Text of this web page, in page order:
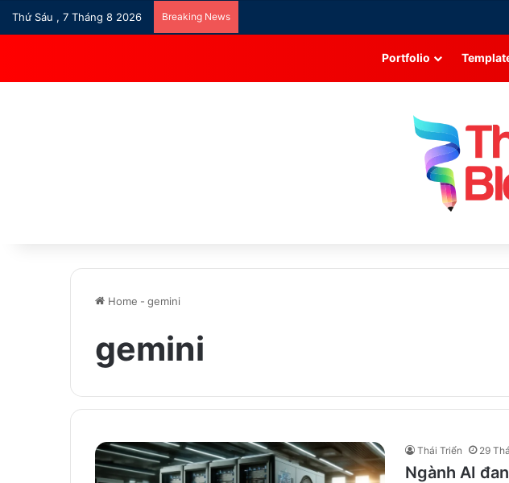
Thứ Sáu , 7 Tháng 8 2026 Breaking News
Portfolio
Home - gemini
gemini
Thái Triển 29
Ngành AI